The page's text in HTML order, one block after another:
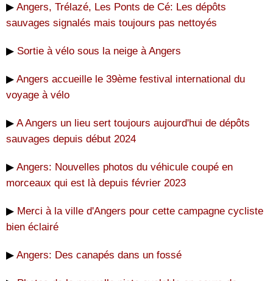
▶ Angers, Trélazé, Les Ponts de Cé: Les dépôts
sauvages signalés mais toujours pas nettoyés
▶ Sortie à vélo sous la neige à Angers
▶ Angers accueille le 39ème festival international du
voyage à vélo
▶ A Angers un lieu sert toujours aujourd'hui de dépôts
sauvages depuis début 2024
▶ Angers: Nouvelles photos du véhicule coupé en
morceaux qui est là depuis février 2023
▶ Merci à la ville d'Angers pour cette campagne cycliste
bien éclairé
▶ Angers: Des canapés dans un fossé